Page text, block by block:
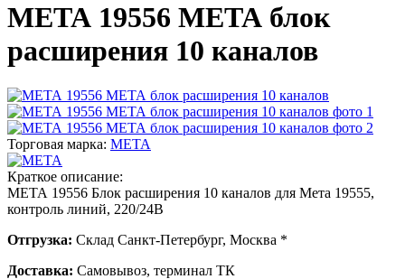
МЕТА 19556 МЕТА блок
расширения 10 каналов
Торговая марка: МЕТА
Краткое описание:
МЕТА 19556 Блок расширения 10 каналов для Мета 19555,
контроль линий, 220/24В
Отгрузка: Склад Санкт-Петербург, Москва *
Доставка: Самовывоз, терминал ТК